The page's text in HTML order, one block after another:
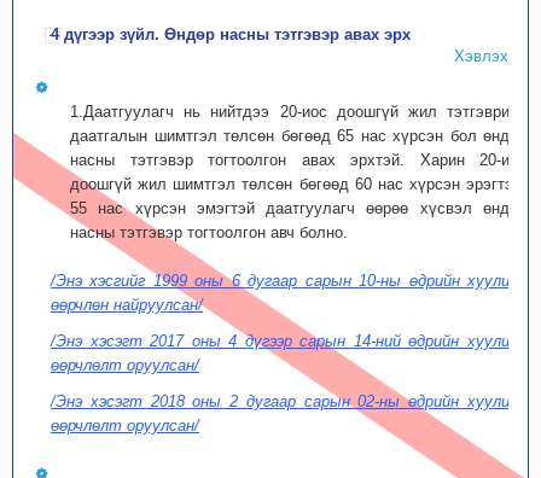
4 дүгээр зүйл. Өндөр насны тэтгэвэр авах эрх
Хэвлэх
1.Даатгуулагч нь нийтдээ 20-иос доошгүй жил тэтгэврийн
даатгалын шимтгэл төлсөн бөгөөд 65 нас хүрсэн бол өндөр
насны тэтгэвэр тогтоолгон авах эрхтэй. Харин 20-иос
доошгүй жил шимтгэл төлсөн бөгөөд 60 нас хүрсэн эрэгтэй,
55 нас хүрсэн эмэгтэй даатгуулагч өөрөө хүсвэл өндөр
насны тэтгэвэр тогтоолгон авч болно.
/Энэ хэсгийг 1999 оны 6 дугаар сарын 10-ны өдрийн хуулиар
өөрчлөн найруулсан/
/Энэ хэсэгт 2017 оны 4 дүгээр сарын 14-ний өдрийн хуулиар
өөрчлөлт оруулсан/
/Энэ хэсэгт 2018 оны 2 дугаар сарын 02-ны өдрийн хуулиар
өөрчлөлт оруулсан/